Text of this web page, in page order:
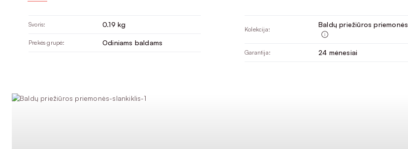
Svoris: 0.19 kg
Prekės grupė: Odiniams baldams
Kolekcija:
Baldų priežiūros priemonės
Garantija: 24 mėnesiai